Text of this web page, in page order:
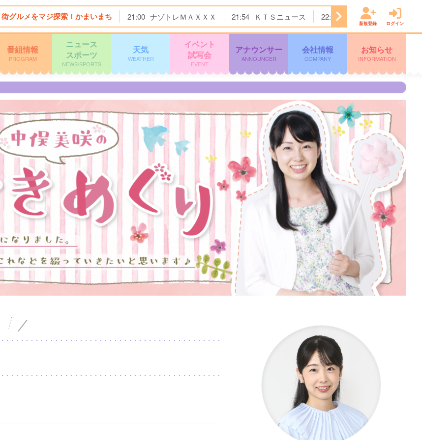
街グルメをマジ探索！かまいまち 21:00 ナゾトレＭＡＸＸＸ 21:54 ＫＴＳニュース 22:00 ＜木曜劇場＞ラストノ
新規登録 ログイン
番組情報
PROGRAM
ニュース
スポーツ
NEWS/SPORTS
天気
WEATHER
イベント
試写会
EVENT
アナウンサー
ANNOUNCER
会社情報
COMPANY
お知らせ
INFORMATION